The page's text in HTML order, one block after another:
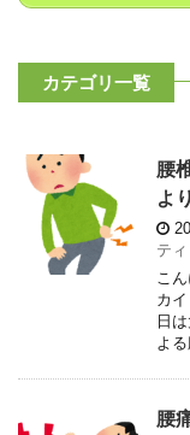
カテゴリ一覧
腰
よ
テ
こ
カ
日
よ
腰